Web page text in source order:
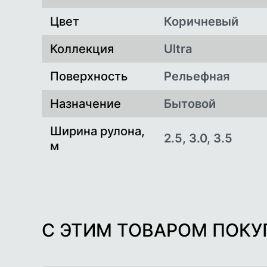
Цвет
Коричневый
Коллекция
Ultra
Поверхность
Рельефная
Назначение
Бытовой
Ширина рулона,
м
2.5, 3.0, 3.5
С ЭТИМ ТОВАРОМ